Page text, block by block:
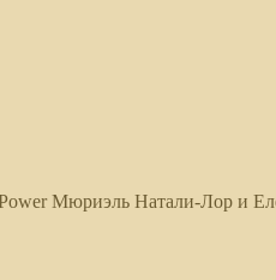
Мюриэль Натали-Лор и